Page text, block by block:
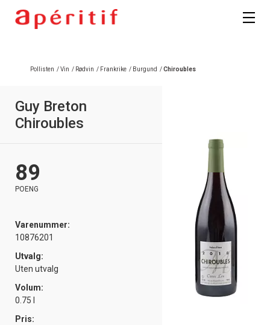
Pollisten /Vin / Rødvin / Frankrike / Burgund /Chiroubles
Guy Breton
Chiroubles
89
POENG
Varenummer:
10876201
Utvalg:
Uten utvalg
Volum:
0.75 l
Pris: